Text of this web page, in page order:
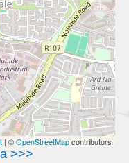
| ©OpenStreetMapcontributors
>>>